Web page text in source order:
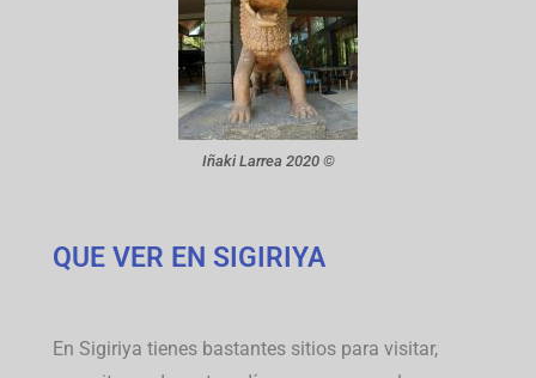
Iñaki Larrea 2020 ©
QUE VER EN SIGIRIYA
En Sigiriya tienes bastantes sitios para visitar,